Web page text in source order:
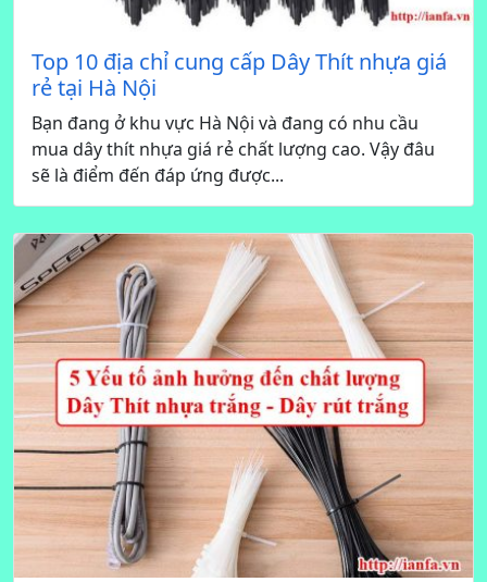
Top 10 địa chỉ cung cấp Dây Thít nhựa giá
rẻ tại Hà Nội
Bạn đang ở khu vực Hà Nội và đang có nhu cầu
mua dây thít nhựa giá rẻ chất lượng cao. Vậy đâu
sẽ là điểm đến đáp ứng được...